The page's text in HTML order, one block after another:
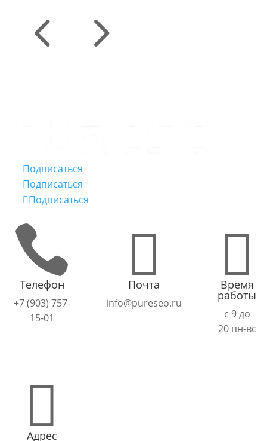
4 5
Подписаться
Подписаться
Подписаться

Телефон
+7 (903) 757-
15-01

Почта
info@pureseo.ru

Время
работы
с 9 до
20 пн-вс

Адрес